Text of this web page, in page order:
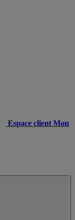
Espace client Mon